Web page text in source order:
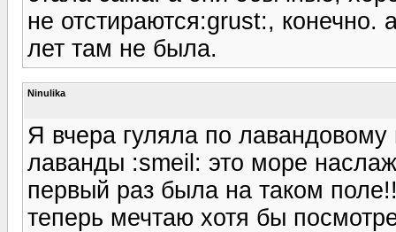
не отстираются:grust:, конечно.
лет там не была.
Ninulika
Я вчера гуляла по
лаванды :smeil: это море
первый раз была на таком
теперь мечтаю хотя бы